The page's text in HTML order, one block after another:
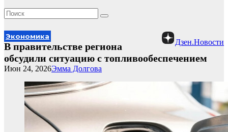
Дзен.Новости
Экономика
В правительстве региона
обсудили ситуацию с топливообеспечением
Эмма Долгова
Июн 24, 2026